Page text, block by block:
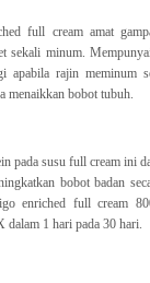
full cream amat
sekali minum.
apabila rajin meminum
menaikkan bobot tubuh.
pada susu full cream ini
bobot badan
enriched full cream
dalam 1 hari pada 30 hari.